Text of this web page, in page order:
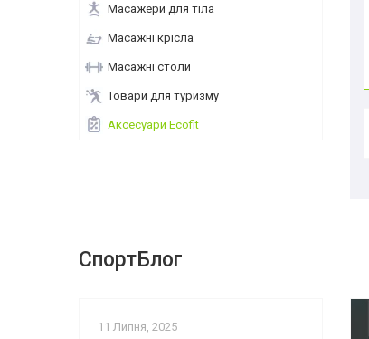
Масажери для тіла
Масажні крісла
Масажні столи
Товари для туризму
Аксесуари Ecofit
СпортБлог
11 Липня, 2025